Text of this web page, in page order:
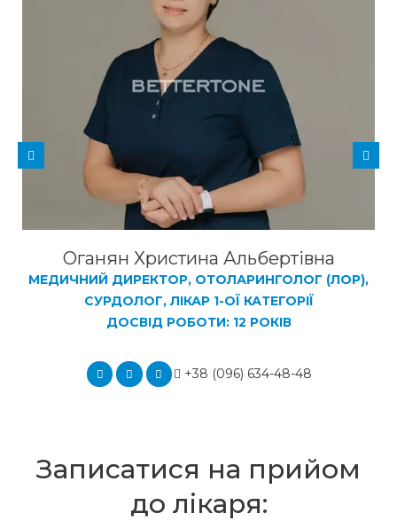
Оганян Христина Альбертівна
МЕДИЧНИЙ ДИРЕКТОР, ОТОЛАРИНГОЛОГ (ЛОР),
СУРДОЛОГ, ЛІКАР 1-ОЇ КАТЕГОРІЇ
ДОСВІД РОБОТИ: 12 РОКІВ
+38 (096) 634-48-48
Записатися на прийом
до лікаря: